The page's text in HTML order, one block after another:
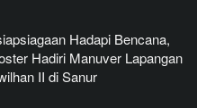
Hadapi Bencana,
Hadiri Manuver Lapangan
II di Sanur